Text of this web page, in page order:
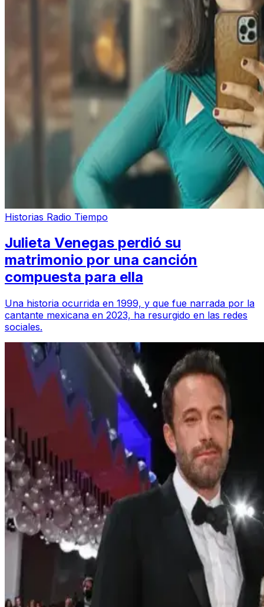
Historias Radio Tiempo
Julieta Venegas perdió su
matrimonio por una canción
compuesta para ella
Una historia ocurrida en 1999, y que fue narrada por la
cantante mexicana en 2023, ha resurgido en las redes
sociales.